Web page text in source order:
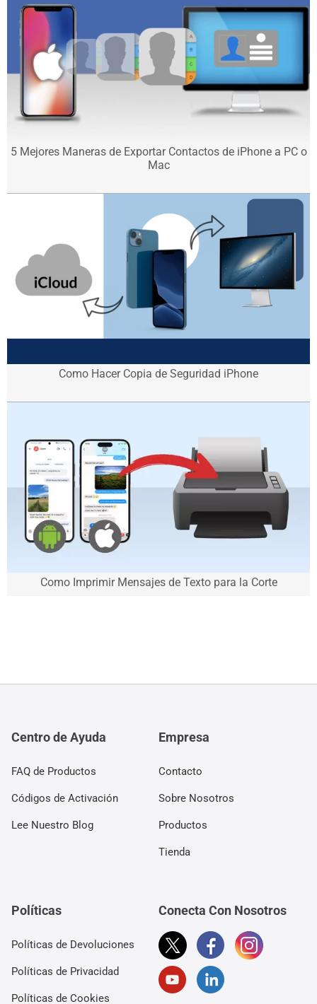
5 Mejores Maneras de Exportar Contactos de iPhone a PC o
Mac
Como Hacer Copia de Seguridad iPhone
Como Imprimir Mensajes de Texto para la Corte
Centro de Ayuda
FAQ de Productos
Códigos de Activación
Lee Nuestro Blog
Empresa
Contacto
Sobre Nosotros
Productos
Tienda
Políticas
Políticas de Devoluciones
Políticas de Privacidad
Políticas de Cookies
Conecta Con Nosotros